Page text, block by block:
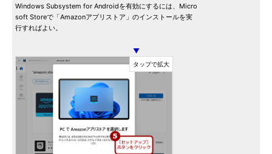
Windows Subsystem for Androidを有効にするには、Micro
soft Storeで「Amazonアプリストア」のインストールを実
行すればよい。
▼